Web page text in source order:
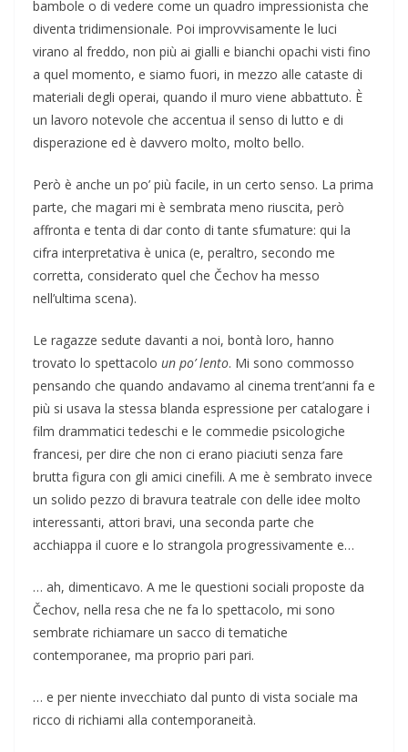
bambole o di vedere come un quadro impressionista che
diventa tridimensionale. Poi improvvisamente le luci
virano al freddo, non più ai gialli e bianchi opachi visti fino
a quel momento, e siamo fuori, in mezzo alle cataste di
materiali degli operai, quando il muro viene abbattuto. È
un lavoro notevole che accentua il senso di lutto e di
disperazione ed è davvero molto, molto bello.
Però è anche un po’ più facile, in un certo senso. La prima
parte, che magari mi è sembrata meno riuscita, però
affronta e tenta di dar conto di tante sfumature: qui la
cifra interpretativa è unica (e, peraltro, secondo me
corretta, considerato quel che Čechov ha messo
nell’ultima scena).
Le ragazze sedute davanti a noi, bontà loro, hanno
trovato lo spettacolo un po’ lento. Mi sono commosso
pensando che quando andavamo al cinema trent’anni fa e
più si usava la stessa blanda espressione per catalogare i
film drammatici tedeschi e le commedie psicologiche
francesi, per dire che non ci erano piaciuti senza fare
brutta figura con gli amici cinefili. A me è sembrato invece
un solido pezzo di bravura teatrale con delle idee molto
interessanti, attori bravi, una seconda parte che
acchiappa il cuore e lo strangola progressivamente e…
… ah, dimenticavo. A me le questioni sociali proposte da
Čechov, nella resa che ne fa lo spettacolo, mi sono
sembrate richiamare un sacco di tematiche
contemporanee, ma proprio pari pari.
… e per niente invecchiato dal punto di vista sociale ma
ricco di richiami alla contemporaneità.